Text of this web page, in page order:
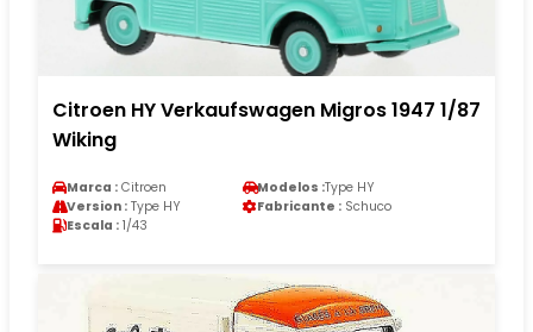
Citroen HY Verkaufswagen Migros 1947 1/87
Wiking
Marca : Citroen Modelos :Type HY
Version : Type HY Fabricante : Schuco
Escala : 1/43